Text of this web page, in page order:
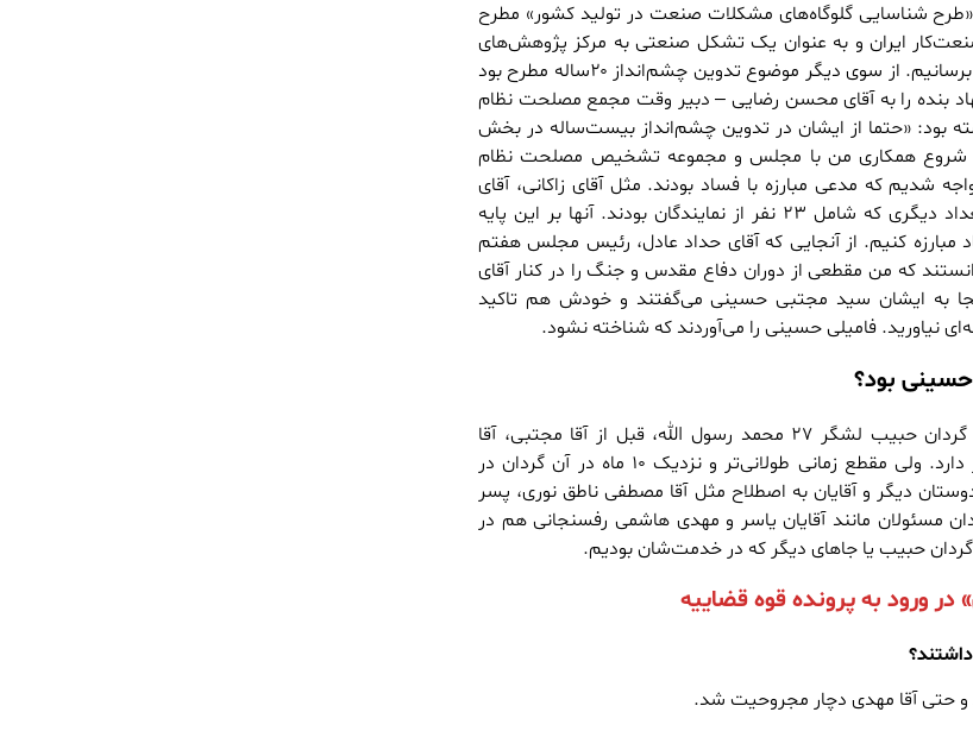
شناسایی گلوگاه‌های مشکلات صنعت در تولید کشور» مطرح
ایران و به عنوان یک تشکل صنعتی به مرکز پژوهش‌های
مجلس ورود کردم تا این طرح را به ثمر برسانیم. از سوی دیگر موضوع تدوین چشم‌انداز ۲۰ساله مطرح بود
بنده را به آقای محسن رضایی – دبیر وقت مجمع مصلحت نظام
بود: «حتما از ایشان در تدوین چشم‌انداز بیست‌ساله در بخش
شروع همکاری من با مجلس و مجموعه تشخیص مصلحت نظام
شدیم که مدعی مبارزه با فساد بودند. مثل آقای زاکانی، آقای
کاتوزیان، خانم آجرلو، آقای کامران و تعداد دیگری که شامل ۲۳ نفر از نمایندگان بودند. آنها بر این پایه
مبارزه کنیم. از آنجایی که آقای حداد عادل، رئیس مجلس هفتم
که من مقطعی از دوران دفاع مقدس و جنگ را در کنار آقای
به ایشان سید مجتبی حسینی می‌گفتند و خودش هم تاکید
نیاورید. فامیلی حسینی را می‌آوردند که شناخته نشود.
بود؟
بله، حسینی بود تا شناخته نشود. در گردان حبیب لشگر ۲۷ محمد رسول الله، قبل از آقا مجتبی، آقا
مصطفی در مقطع زمانی کوتاهی حضور دارد. ولی مقطع زمانی طولانی‌تر و نزدیک ۱۰ ماه در آن گردان در
دیگر و آقایان به اصطلاح مثل آقا مصطفی ناطق نوری، پسر
مسئولان مانند آقایان یاسر و مهدی هاشمی رفسنجانی هم در
حبیب یا جا‌های دیگر که در خدمت‌شان بودیم.
در ورود به پرونده قوه قضاییه
و حتی آقا مهدی دچار مجروحیت شد.